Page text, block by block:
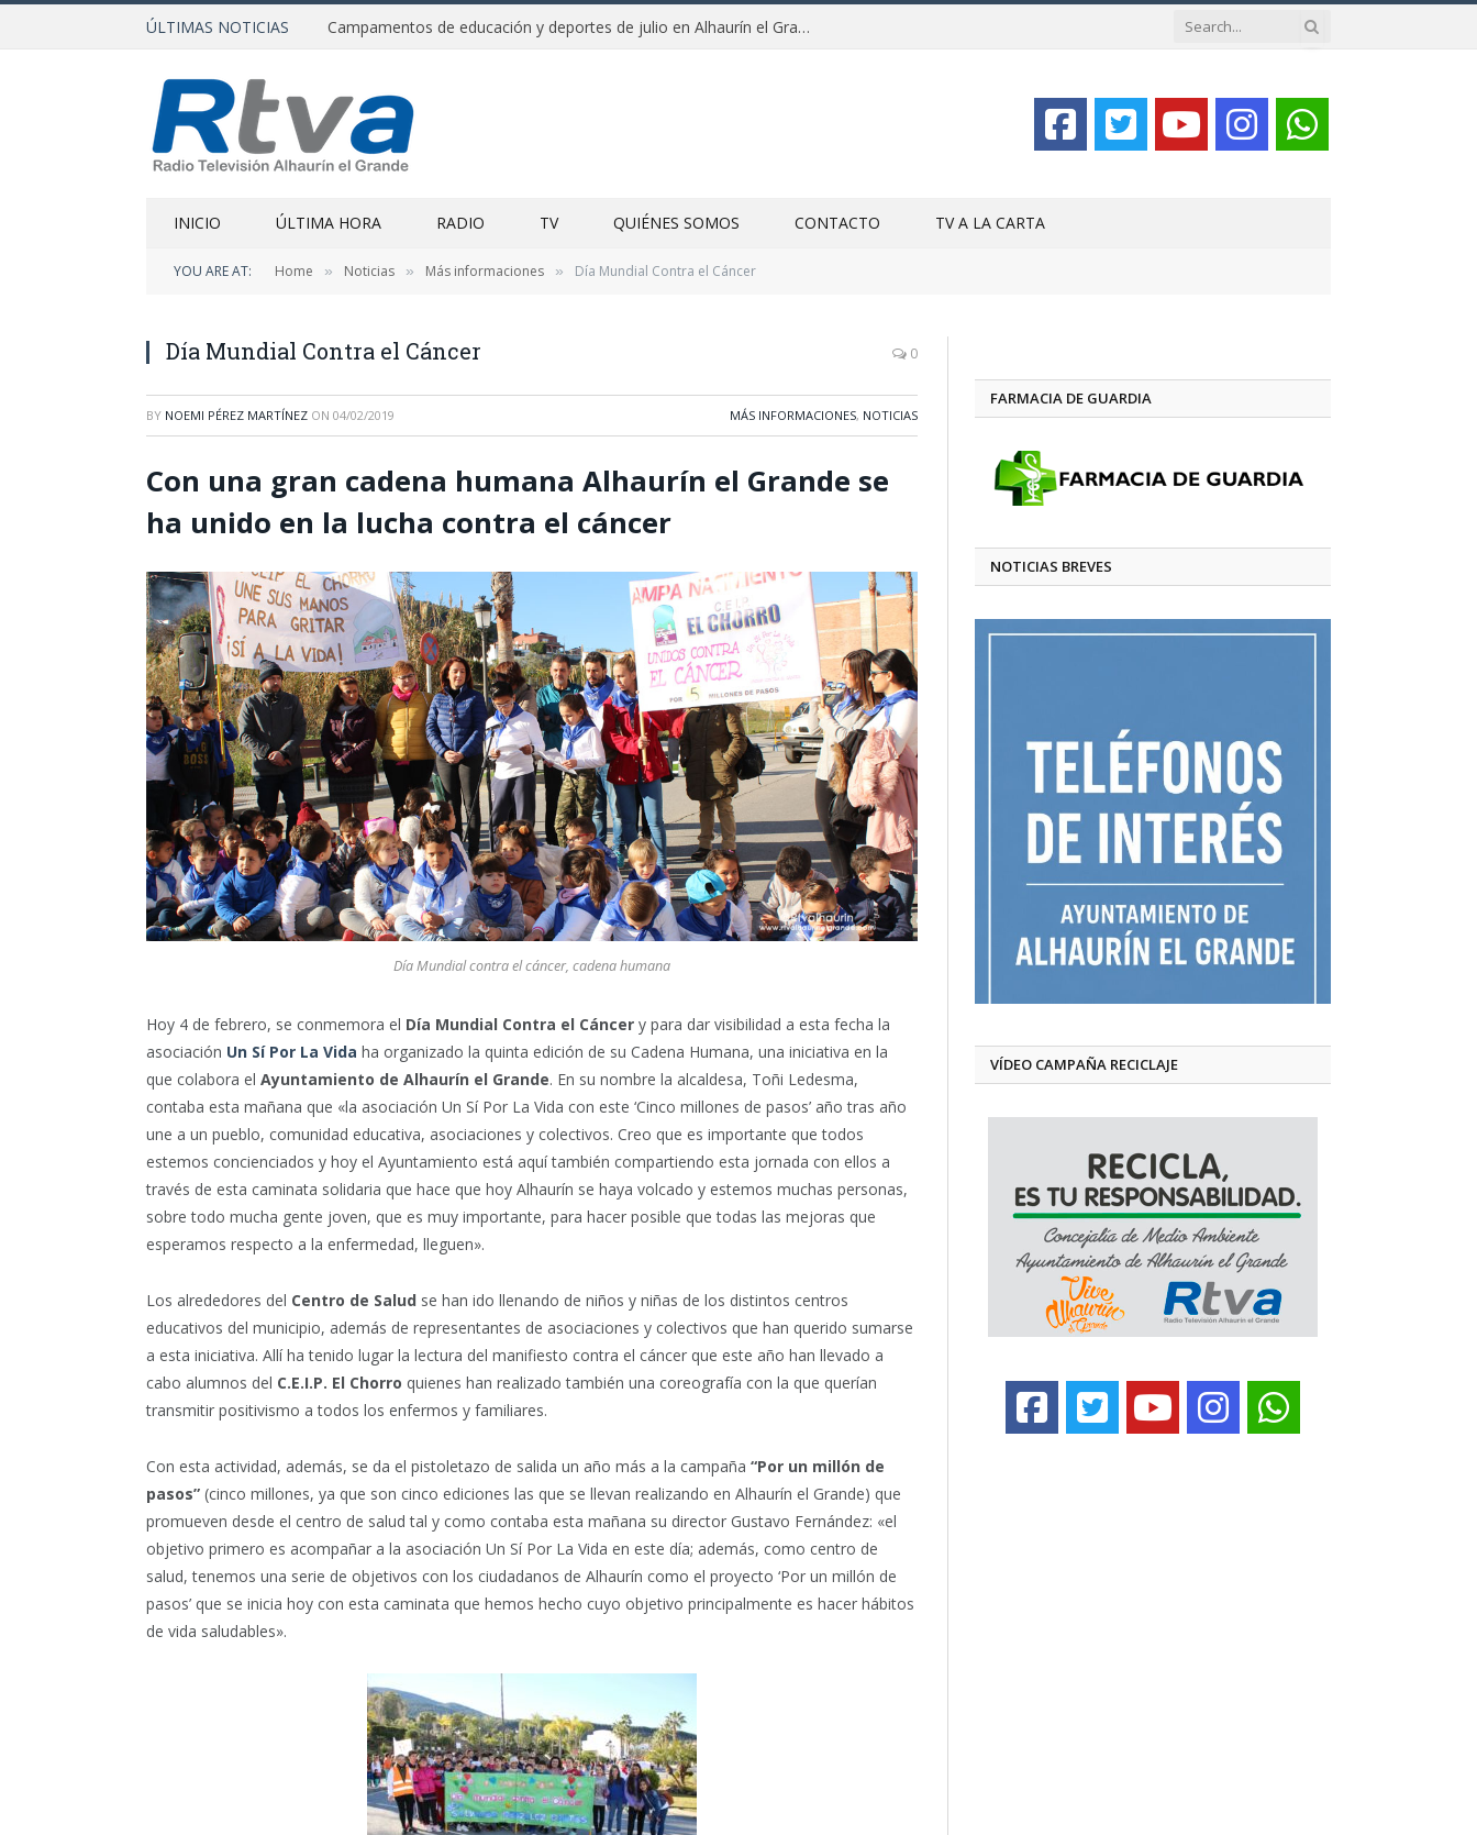
ÚLTIMAS NOTICIAS Campamentos de educación y deportes de julio en Alhaurín el Grande y Villa del Guadalhorce
INICIO ÚLTIMA HORA RADIO TV QUIÉNES SOMOS CONTACTO TV A LA CARTA
YOU ARE AT: Home » Noticias » Más informaciones » Día Mundial Contra el Cáncer
Día Mundial Contra el Cáncer 0
BY NOEMI PÉREZ MARTÍNEZ ON 04/02/2019 MÁS INFORMACIONES, NOTICIAS
Con una gran cadena humana Alhaurín el Grande se
ha unido en la lucha contra el cáncer
Día Mundial contra el cáncer, cadena humana
Hoy 4 de febrero, se conmemora el Día Mundial Contra el Cáncer y para dar visibilidad a esta fecha la
asociación Un Sí Por La Vida ha organizado la quinta edición de su Cadena Humana, una iniciativa en la
que colabora el Ayuntamiento de Alhaurín el Grande. En su nombre la alcaldesa, Toñi Ledesma,
contaba esta mañana que «la asociación Un Sí Por La Vida con este ‘Cinco millones de pasos’ año tras año
une a un pueblo, comunidad educativa, asociaciones y colectivos. Creo que es importante que todos
estemos concienciados y hoy el Ayuntamiento está aquí también compartiendo esta jornada con ellos a
través de esta caminata solidaria que hace que hoy Alhaurín se haya volcado y estemos muchas personas,
sobre todo mucha gente joven, que es muy importante, para hacer posible que todas las mejoras que
esperamos respecto a la enfermedad, lleguen».
Los alrededores del Centro de Salud se han ido llenando de niños y niñas de los distintos centros
educativos del municipio, además de representantes de asociaciones y colectivos que han querido sumarse
a esta iniciativa. Allí ha tenido lugar la lectura del manifiesto contra el cáncer que este año han llevado a
cabo alumnos del C.E.I.P. El Chorro quienes han realizado también una coreografía con la que querían
transmitir positivismo a todos los enfermos y familiares.
Con esta actividad, además, se da el pistoletazo de salida un año más a la campaña “Por un millón de
pasos” (cinco millones, ya que son cinco ediciones las que se llevan realizando en Alhaurín el Grande) que
promueven desde el centro de salud tal y como contaba esta mañana su director Gustavo Fernández: «el
objetivo primero es acompañar a la asociación Un Sí Por La Vida en este día; además, como centro de
salud, tenemos una serie de objetivos con los ciudadanos de Alhaurín como el proyecto ‘Por un millón de
pasos’ que se inicia hoy con esta caminata que hemos hecho cuyo objetivo principalmente es hacer hábitos
de vida saludables».
FARMACIA DE GUARDIA
NOTICIAS BREVES
VÍDEO CAMPAÑA RECICLAJE